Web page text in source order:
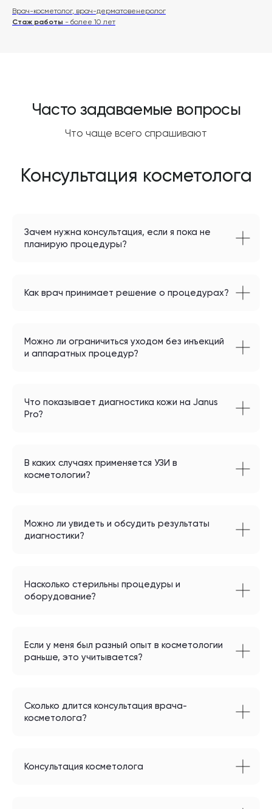
Врач-косметолог, врач-дерматовенеролог
Стаж работы - более 10 лет
Консультация косметолога
Зачем нужна консультация, если я пока не
планирую процедуры?
Как врач принимает решение о процедурах?
Можно ли ограничиться уходом без инъекций
и аппаратных процедур?
Что показывает диагностика кожи на Janus
Pro?
В каких случаях применяется УЗИ в
косметологии?
Можно ли увидеть и обсудить результаты
диагностики?
Насколько стерильны процедуры и
оборудование?
Если у меня был разный опыт в косметологии
раньше, это учитывается?
Сколько длится консультация врача-
косметолога?
Консультация косметолога
Услуги оказывает ООО "Промо",